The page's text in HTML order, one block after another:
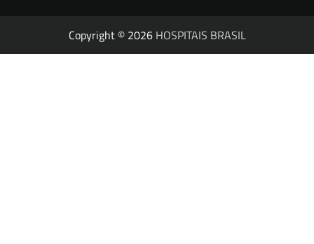
Copyright © 2026 HOSPITAIS BRASIL